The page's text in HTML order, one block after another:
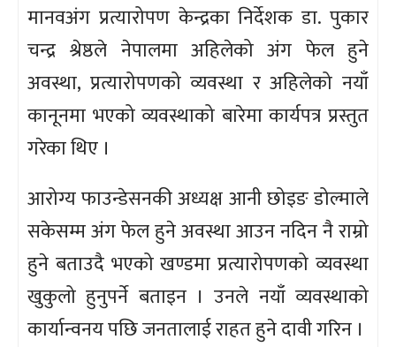
मानवअंग प्रत्यारोपण केन्द्रका निर्देशक डा. पुकार
चन्द्र श्रेष्ठले नेपालमा अहिलेको अंग फेल हुने
अवस्था, प्रत्यारोपणको व्यवस्था र अहिलेको नयाँ
कानूनमा भएको व्यवस्थाको बारेमा कार्यपत्र प्रस्तुत
गरेका थिए ।
आरोग्य फाउन्डेसनकी अध्यक्ष आनी छोइङ डोल्माले
सकेसम्म अंग फेल हुने अवस्था आउन नदिन नै राम्रो
हुने बताउदै भएको खण्डमा प्रत्यारोपणको व्यवस्था
खुकुलो हुनुपर्ने बताइन । उनले नयाँ व्यवस्थाको
कार्यान्वनय पछि जनतालाई राहत हुने दावी गरिन ।